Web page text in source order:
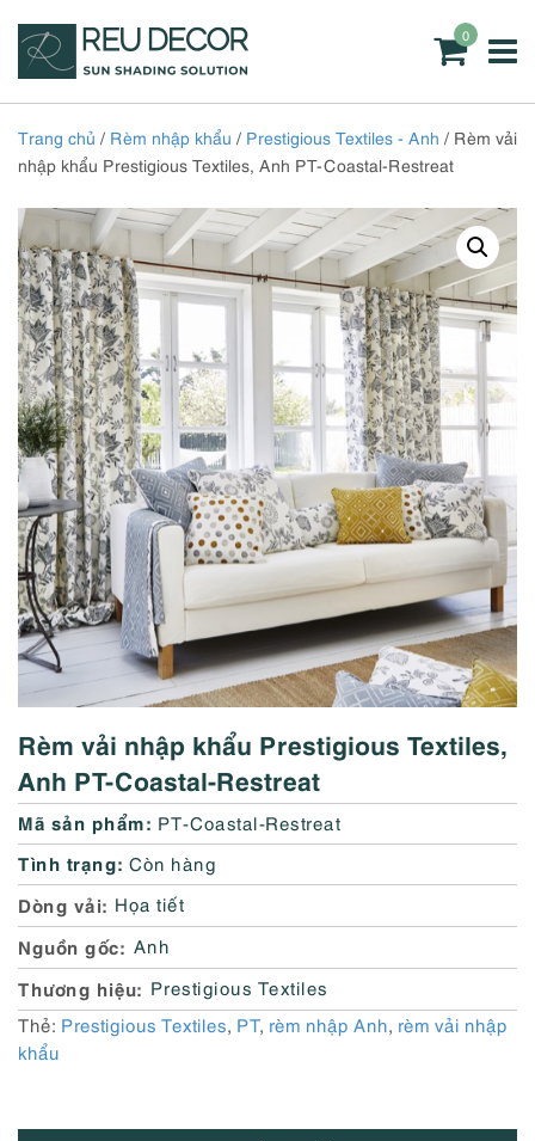
0
Trang chủ / Rèm nhập khẩu / Prestigious Textiles - Anh / Rèm vải
nhập khẩu Prestigious Textiles, Anh PT-Coastal-Restreat
Rèm vải nhập khẩu Prestigious Textiles,
Anh PT-Coastal-Restreat
Mã sản phẩm: PT-Coastal-Restreat
Tình trạng: Còn hàng
Dòng vải Họa tiết
Nguồn gốc Anh
Thương hiệu
Prestigious Textiles
Thẻ: Prestigious Textiles, PT, rèm nhập Anh, rèm vải nhập
khẩu